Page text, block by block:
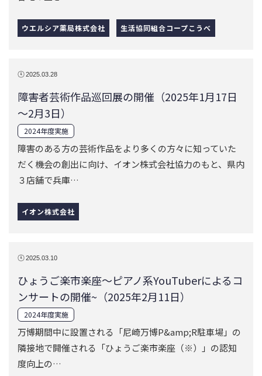
ウエルシア薬局株式会社 生活協同組合コープこうべ
2025.03.28
障害者芸術作品巡回展の開催（2025年1月17日
～2月3日）
2024年度実施
障害のある方の芸術作品をより多くの方々に知っていた
だく機会の創出に向け、イオン株式会社協力のもと、県内
３店舗で兵庫…
イオン株式会社
2025.03.10
ひょうご楽市楽座～ピアノ系YouTuberによるコ
ンサートの開催~（2025年2月11日）
2024年度実施
万博期間中に設置される「尼崎万博P&amp;R駐車場」の
隣接地で開催される「ひょうご楽市楽座（※）」の認知
度向上の…